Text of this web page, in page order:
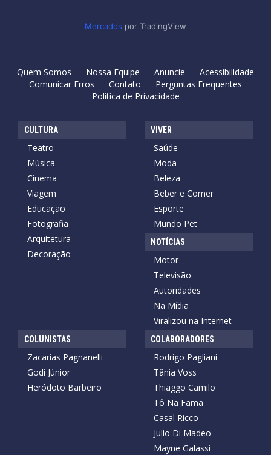
Mercados por TradingView
Quem Somos Nossa Equipe Anuncie
Acessibilidade
Comunicar Erros
Contato
Perguntas Frequentes
Política de Privacidade
CULTURA
Teatro
Música
Cinema
Viagem
Educação
Fotografia
Arquitetura
Decoração
VIVER
Saúde
Moda
Beleza
Beber e Comer
Esporte
Mundo Pet
NOTÍCIAS
Motor
Televisão
Autoridades
Na Mídia
Viralizou na Internet
COLUNISTAS
Zacarias Pagnanelli
Godi Júnior
Heródoto Barbeiro
COLABORADORES
Rodrigo Pagliani
Tânia Voss
Thiaggo Camilo
Tô Na Fama
Casal Ricco
Julio Di Madeo
Mayne Galassi